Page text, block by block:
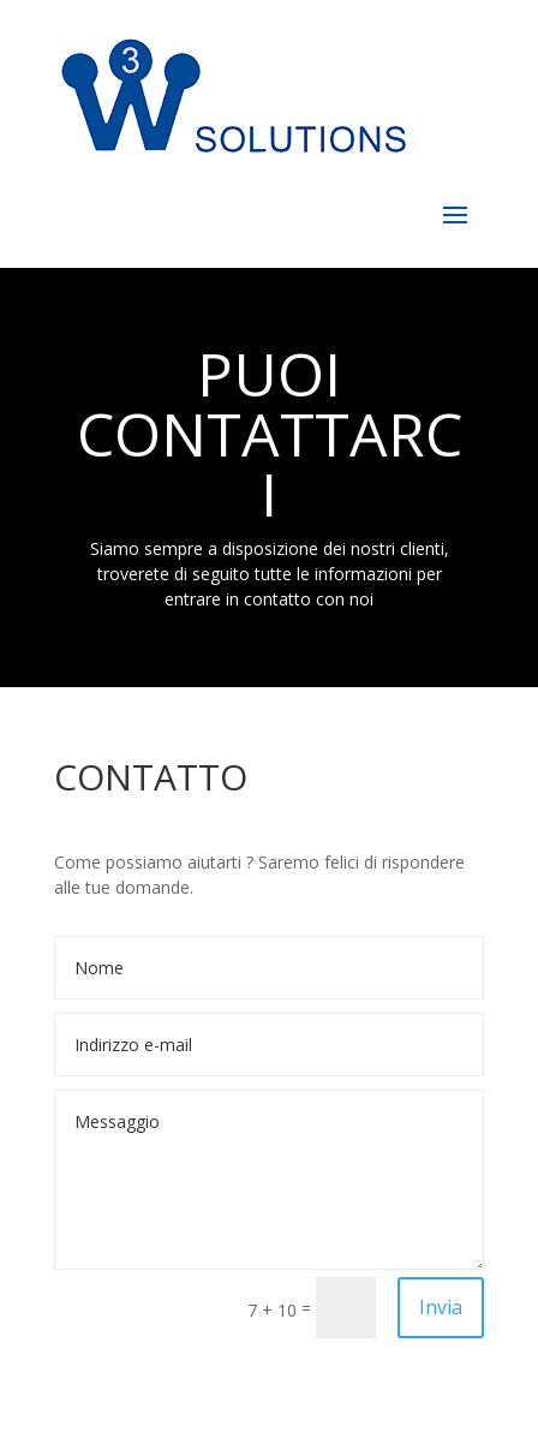
PUOI
CONTATTARC
I
Siamo sempre a disposizione dei nostri clienti,
troverete di seguito tutte le informazioni per
entrare in contatto con noi
CONTATTO
Come possiamo aiutarti ? Saremo felici di rispondere
alle tue domande.
7 + 10 = Invia